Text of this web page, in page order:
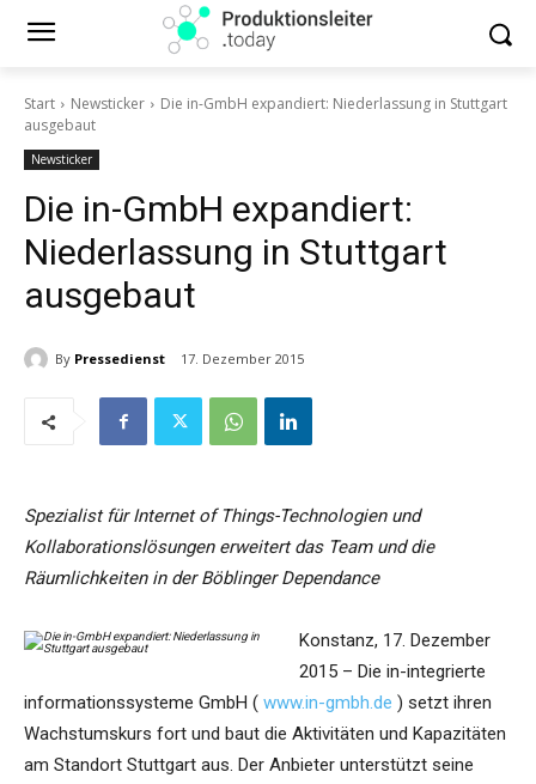
Start Newsticker
Die in-GmbH expandiert: Niederlassung in Stuttgart
ausgebaut
Newsticker
Die in-GmbH expandiert:
Niederlassung in Stuttgart
ausgebaut
By Pressedienst 17. Dezember 2015
Spezialist für Internet of Things-Technologien und
Kollaborationslösungen erweitert das Team und die
Räumlichkeiten in der Böblinger Dependance
Konstanz, 17. Dezember
2015 – Die in-integrierte
informationssysteme GmbH ( www.in-gmbh.de ) setzt ihren
Wachstumskurs fort und baut die Aktivitäten und Kapazitäten
am Standort Stuttgart aus. Der Anbieter unterstützt seine